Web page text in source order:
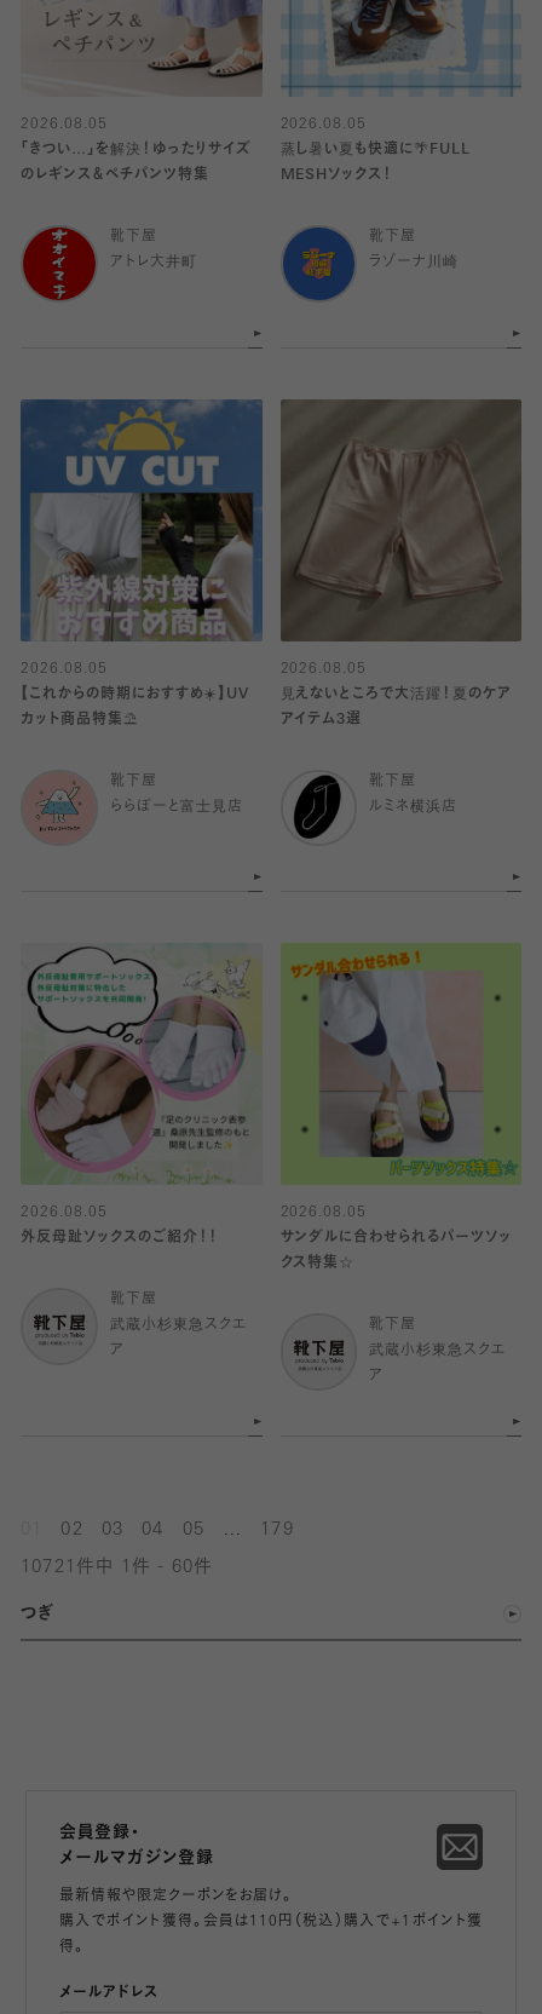
2026.08.05
「きつい…」を解決！ゆったりサイズ
のレギンス＆ペチパンツ特集
靴下屋
アトレ大井町
2026.08.05
蒸し暑い夏も快適に🌴FULL
MESHソックス！
靴下屋
ラゾーナ川崎
2026.08.05
【これからの時期におすすめ☀️】UV
カット商品特集⛱️
靴下屋
ららぽーと富士見店
2026.08.05
見えないところで大活躍！夏のケア
アイテム3選
靴下屋
ルミネ横浜店
2026.08.05
外反母趾ソックスのご紹介！！
靴下屋
武蔵小杉東急スクエ
ア
2026.08.05
サンダルに合わせられるパーツソッ
クス特集☆
靴下屋
武蔵小杉東急スクエ
ア
02 03 04 05 179
10721件中 1件 - 60件
つぎ
会員登録・
メールマガジン登録
最新情報や限定クーポンをお届け。
購入でポイント獲得。会員は110円（税込）購入で+1ポイント獲
得。
メールアドレス